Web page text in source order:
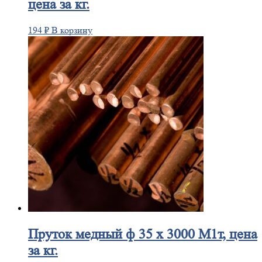
цена за кг.
194 ₽ В корзину
Прутокмедный ф 35 х 3000 М1т, цена
за кг.